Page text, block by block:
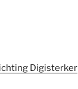
Digisterker